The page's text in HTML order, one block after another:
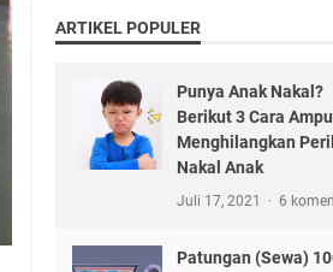
ARTIKEL POPULER
Punya Anak Nakal?
Berikut 3 Cara
Menghilangkan
Nakal Anak
Juli 17, 2021 6
Patungan (Sewa)